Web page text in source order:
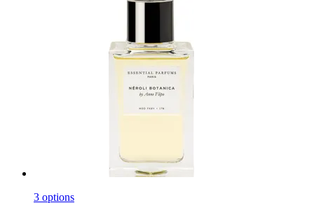
3 options